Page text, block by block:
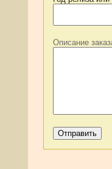
Описание